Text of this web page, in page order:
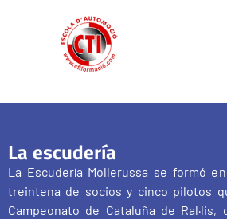
La escudería
La Escudería Mollerussa se formó
treintena de socios y cinco pilotos
Campeonato de Cataluña de